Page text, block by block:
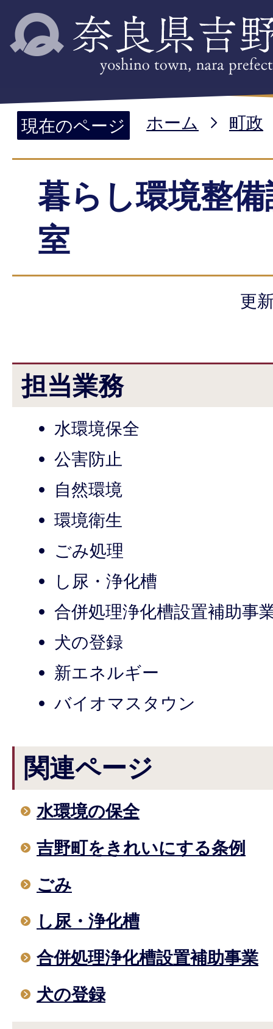
現在のページ ホーム 町政
暮らし環境整
室
更
担当業務
水環境保全
公害防止
自然環境
環境衛生
ごみ処理
し尿・浄化槽
合併処理浄化槽設置補助事
犬の登録
新エネルギー
バイオマスタウン
関連ページ
水環境の保全
吉野町をきれいにする条例
ごみ
し尿・浄化槽
合併処理浄化槽設置補助事業
犬の登録